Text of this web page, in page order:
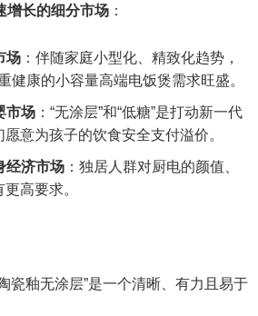
增长的细分市场 ：
场 ：伴随家庭小型化、精致化趋势，
健康的小容量高端电饭煲需求旺盛。
市场 ：“无涂层”和“低糖”是打动新一代
意为孩子的饮食安全支付溢价。
经济市场 ：独居人群对厨电的颜值、
高要求。
瓷釉无涂层”是一个清晰、有力且易于